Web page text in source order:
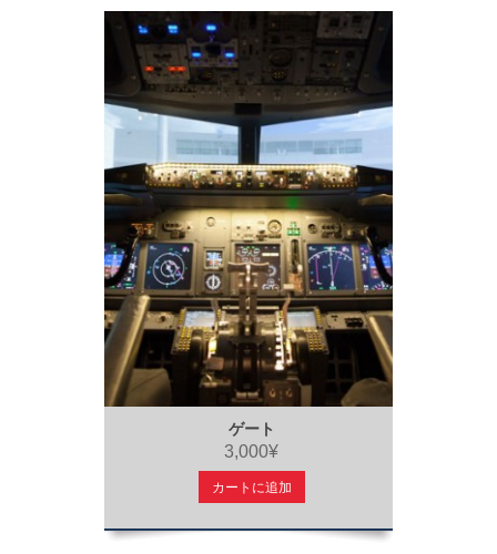
ゲート
3,000¥
カートに追加